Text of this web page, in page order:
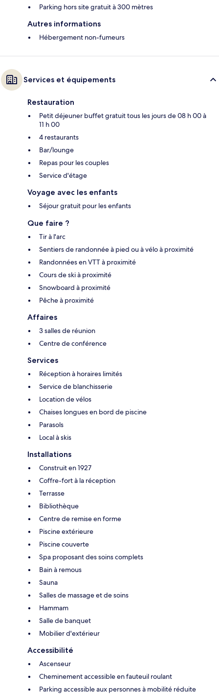
Parking hors site gratuit à 300 mètres
Autres informations
Hébergement non-fumeurs
Services et équipements
Restauration
Petit déjeuner buffet gratuit tous les jours de 08 h 00 à
11 h 00
4 restaurants
Bar/lounge
Repas pour les couples
Service d'étage
Voyage avec les enfants
Séjour gratuit pour les enfants
Que faire ?
Tir à l'arc
Sentiers de randonnée à pied ou à vélo à proximité
Randonnées en VTT à proximité
Cours de ski à proximité
Snowboard à proximité
Pêche à proximité
Affaires
3 salles de réunion
Centre de conférence
Services
Réception à horaires limités
Service de blanchisserie
Location de vélos
Chaises longues en bord de piscine
Parasols
Local à skis
Installations
Construit en 1927
Coffre-fort à la réception
Terrasse
Bibliothèque
Centre de remise en forme
Piscine extérieure
Piscine couverte
Spa proposant des soins complets
Bain à remous
Sauna
Salles de massage et de soins
Hammam
Salle de banquet
Mobilier d'extérieur
Accessibilité
Ascenseur
Cheminement accessible en fauteuil roulant
Parking accessible aux personnes à mobilité réduite